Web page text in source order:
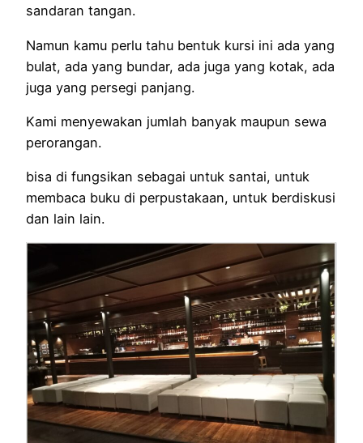
sandaran tangan.
Namun kamu perlu tahu bentuk kursi ini ada yang
bulat, ada yang bundar, ada juga yang kotak, ada
juga yang persegi panjang.
Kami menyewakan jumlah banyak maupun sewa
perorangan.
bisa di fungsikan sebagai untuk santai, untuk
membaca buku di perpustakaan, untuk berdiskusi
dan lain lain.